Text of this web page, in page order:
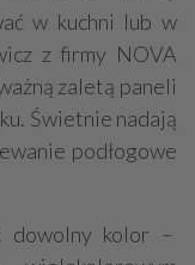
w kuchni lub w
z firmy NOVA
zaletą paneli
Świetnie nadają
podłogowe
dowolny kolor –